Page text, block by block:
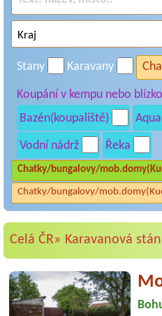
Stany Karavany
Koupání v kempu nebo
Bazén(koupaliště)
Vodní nádrž Řeka
Chatky/bungalovy/
Chatky/bungalovy/
Celá ČR» Karavanová